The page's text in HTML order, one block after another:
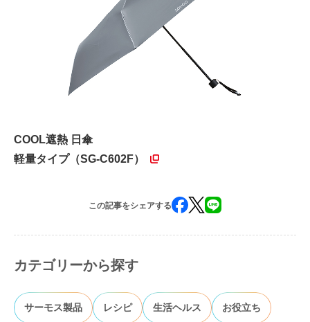
COOL遮熱 日傘
軽量タイプ（SG-C602F）
この記事をシェアする
カテゴリーから探す
サーモス製品 レシピ 生活ヘルス お役立ち